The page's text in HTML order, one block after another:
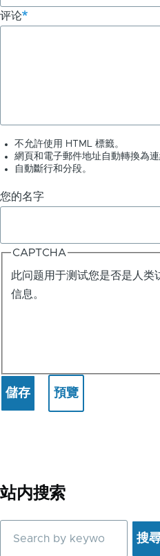
语
言
-
ChatGPT
用
实
例
评论
不允許使用 HTML 標籤。
網頁和電子郵件地址自動轉換為連
自動斷行和分段。
您的名字
CAPTCHA
此问题用于测试您是否是人类
信息。
站内搜索